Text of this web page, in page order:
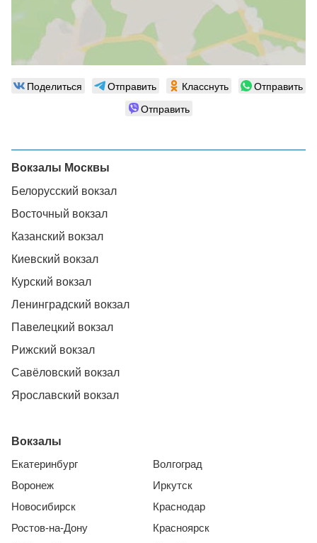
Поделиться Отправить Класснуть
Отправить
Отправить
Вокзалы Москвы
Белорусский вокзал
Восточный вокзал
Казанский вокзал
Киевский вокзал
Курский вокзал
Ленинградский вокзал
Павелецкий вокзал
Рижский вокзал
Савёловский вокзал
Ярославский вокзал
Вокзалы
Екатеринбург
Воронеж
Новосибирск
Ростов-на-Дону
Волгоград
Иркутск
Краснодар
Красноярск